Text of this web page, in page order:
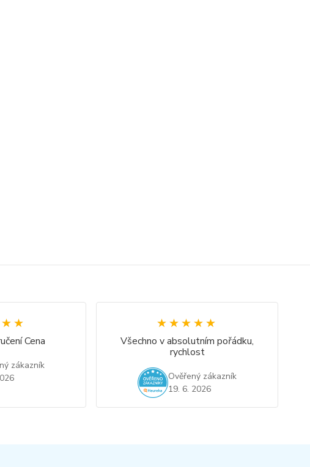
Cena
zákazník
★★★★★
★★★★★
Všechno v absolutním pořádku,
rychlost
Ověřený zákazník
19. 6. 2026